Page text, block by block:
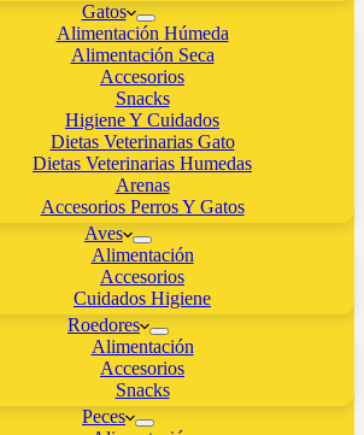
Gatos
Alimentación Húmeda
Alimentación Seca
Accesorios
Snacks
Higiene Y Cuidados
Dietas Veterinarias Gato
Dietas Veterinarias Humedas
Arenas
Accesorios Perros Y Gatos
Aves
Alimentación
Accesorios
Cuidados Higiene
Roedores
Alimentación
Accesorios
Snacks
Peces